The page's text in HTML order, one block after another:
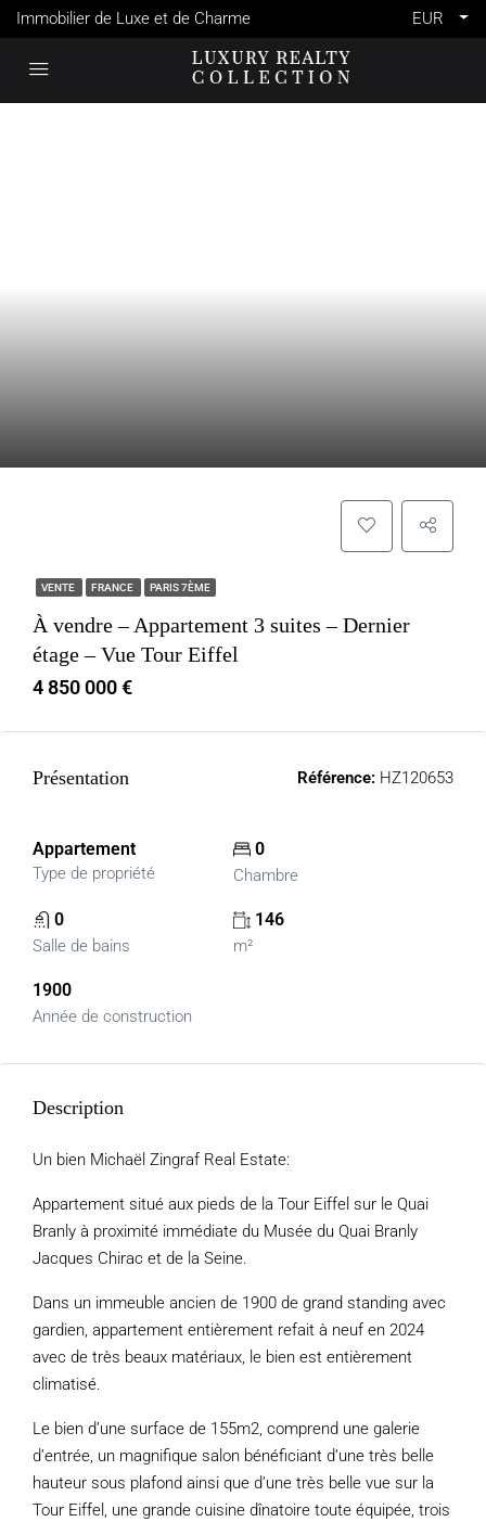
Immobilier de Luxe et de Charme EUR
VENTE FRANCE PARIS 7ÈME
À vendre – Appartement 3 suites – Dernier
étage – Vue Tour Eiffel
4 850 000 €
Présentation Référence: HZ120653
Appartement
Type de propriété
0
Chambre
0
Salle de bains
146
m²
1900
Année de construction
Description
Un bien Michaël Zingraf Real Estate:
Appartement situé aux pieds de la Tour Eiffel sur le Quai
Branly à proximité immédiate du Musée du Quai Branly
Jacques Chirac et de la Seine.
Dans un immeuble ancien de 1900 de grand standing avec
gardien, appartement entièrement refait à neuf en 2024
avec de très beaux matériaux, le bien est entièrement
climatisé.
Le bien d’une surface de 155m2, comprend une galerie
d’entrée, un magnifique salon bénéficiant d’une très belle
hauteur sous plafond ainsi que d’une très belle vue sur la
Tour Eiffel, une grande cuisine dînatoire toute équipée, trois